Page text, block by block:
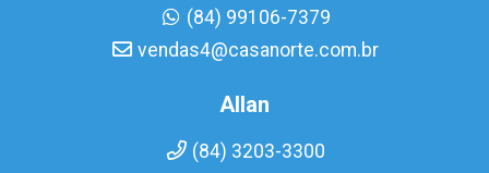
(84) 99106-7379
vendas4@casanorte.com.br
Allan
(84) 3203-3300